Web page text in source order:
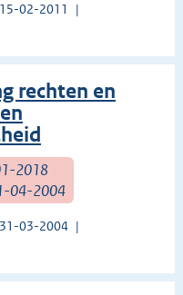
02-2011
rechten en
2018
04-2004
03-2004